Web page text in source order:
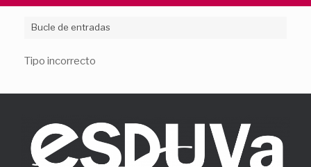
Bucle de entradas
Tipo incorrecto